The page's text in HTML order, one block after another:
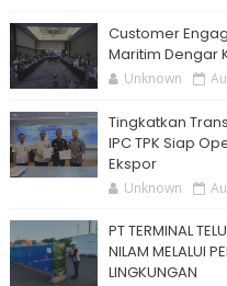
Customer
Maritim Dengar
Unknown
Tingkatkan
IPC TPK Siap
Ekspor
Unknown
PT TERMINAL
NILAM MELALUI
LINGKUNGAN